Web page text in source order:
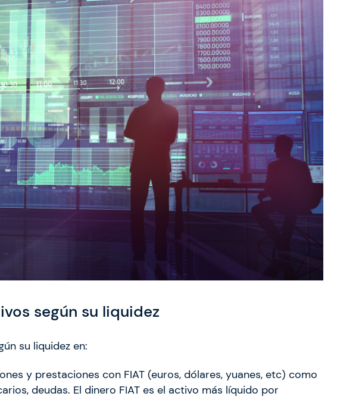
según su liquidez
su liquidez en:
y prestaciones con FIAT (euros, dólares, yuanes, etc) como
deudas. El dinero FIAT es el activo más líquido por